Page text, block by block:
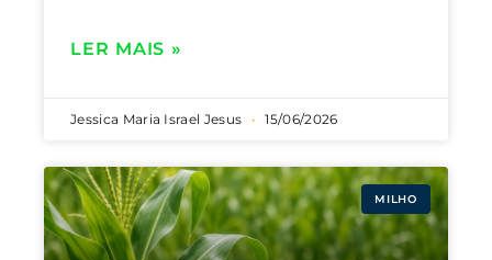
LER MAIS »
Jessica Maria Israel Jesus 15/06/2026
MILHO